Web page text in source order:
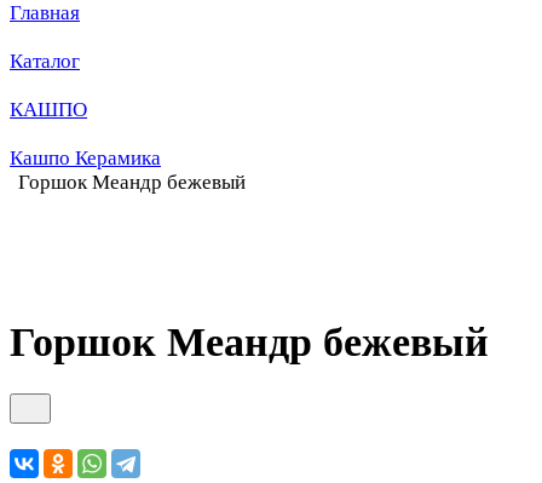
Главная
Каталог
КАШПО
Кашпо Керамика
Горшок Меандр бежевый
Горшок Меандр бежевый